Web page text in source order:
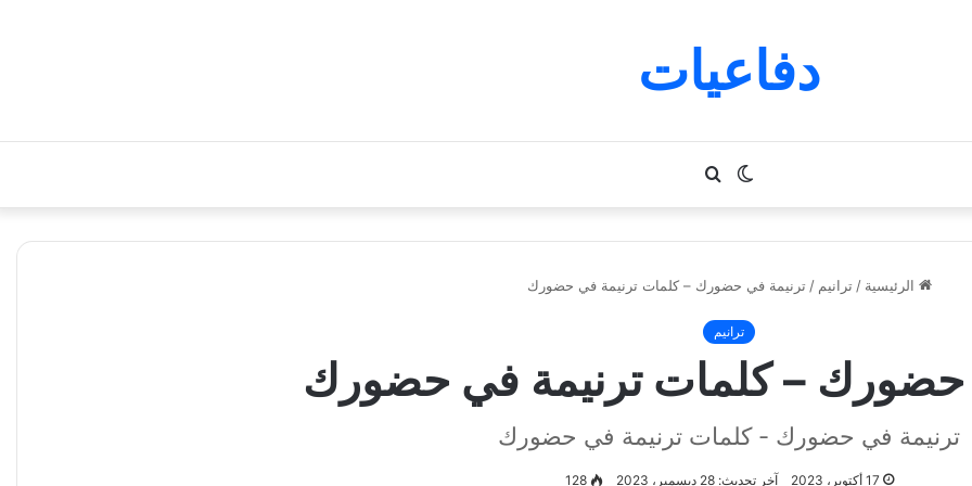
دفاعيات
بحث
عن
الوضع
المظلم
الرئيسية / ترانيم / ترنيمة في حضورك – كلمات ترنيمة في حضورك
ترانيم
حضورك – كلمات ترنيمة في حضورك
ترنيمة في حضورك - كلمات ترنيمة في حضورك
17 أكتوبر، 2023 آخر تحديث: 28 ديسمبر، 2023 128